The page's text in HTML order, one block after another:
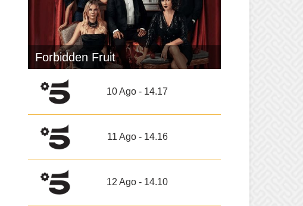
Forbidden Fruit
10 Ago - 14.17
11 Ago - 14.16
12 Ago - 14.10